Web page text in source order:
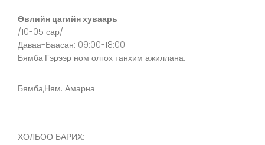
Өвлийн цагийн хуваарь
/10-05 сар/
Даваа-Баасан: 09:00-18:00.
Бямба:Гэрээр ном олгох танхим ажиллана.
Бямба,Ням: Амарна.
ХОЛБОО БАРИХ: